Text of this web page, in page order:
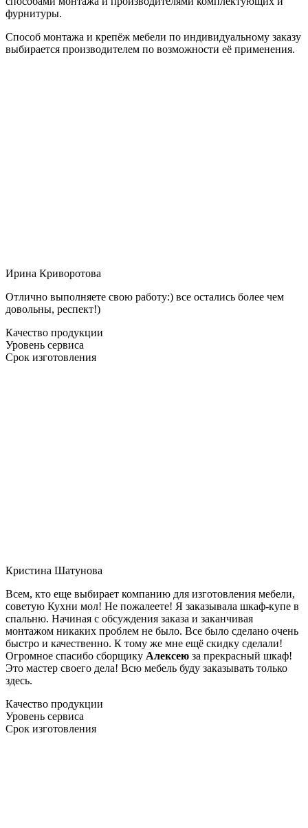
фурнитуры.
Способ монтажа и крепёж мебели по индивидуальному заказу
выбирается производителем по возможности её применения.
Ирина Криворотова
Отлично выполняете свою работу:) все остались более чем
довольны, респект!)
Качество продукции
Уровень сервиса
Срок изготовления
Кристина Шатунова
Всем, кто еще выбирает компанию для изготовления мебели,
советую Кухни мол! Не пожалеете! Я заказывала шкаф-купе в
спальню. Начиная с обсуждения заказа и заканчивая
монтажом никаких проблем не было. Все было сделано очень
быстро и качественно. К тому же мне ещё скидку сделали!
Огромное спасибо сборщику Алексею за прекрасный шкаф!
Это мастер своего дела! Всю мебель буду заказывать только
здесь.
Качество продукции
Уровень сервиса
Срок изготовления